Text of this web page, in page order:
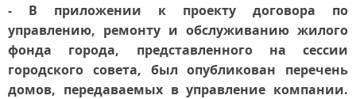
- В приложении к проекту договора по
управлению, ремонту и обслуживанию жилого
фонда города, представленного на сессии
городского совета, был опубликован перечень
домов, передаваемых в управление компании.